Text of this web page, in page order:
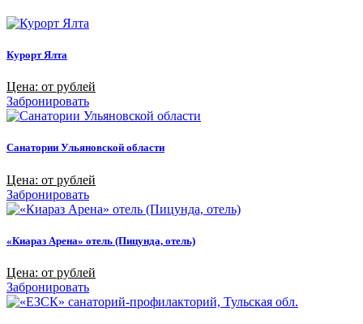
Курорт Ялта
Цена: от рублей
Забронировать
Санатории Ульяновской области
Цена: от рублей
Забронировать
«Киараз Арена» отель (Пицунда, отель)
Цена: от рублей
Забронировать